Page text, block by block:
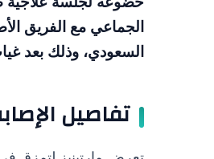
السعودي، وذلك بعد
تفاصيل